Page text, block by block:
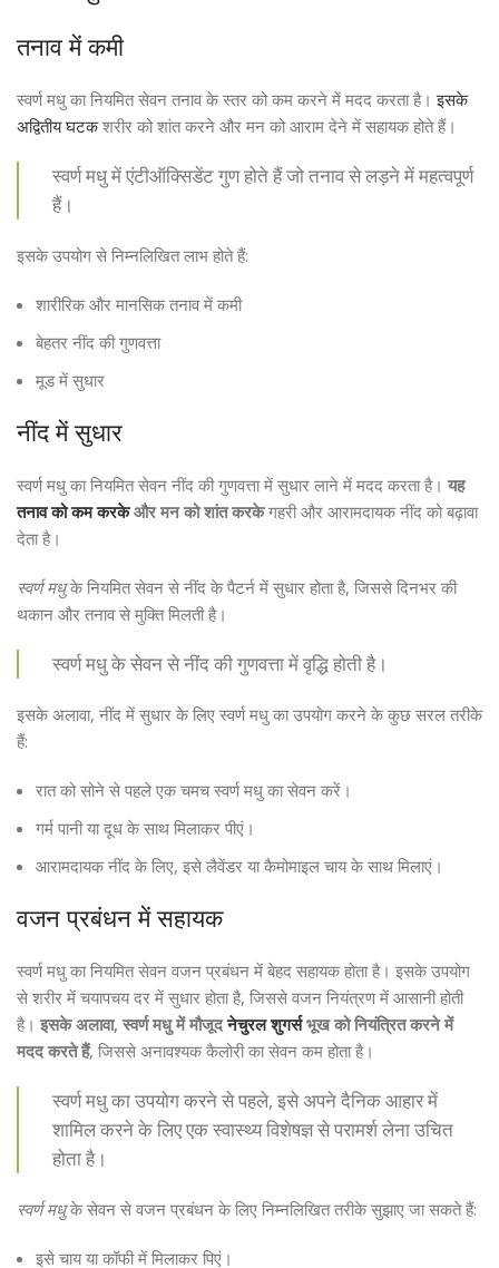
तनाव में कमी
स्वर्ण मधु का नियमित सेवन तनाव के स्तर को कम करने में मदद करता है।इसके
अद्वितीय घटकशरीर को शांत करने और मन को आराम देने में सहायक होते हैं।
स्वर्ण मधु में एंटीऑक्सिडेंट गुण होते हैं जो तनाव से लड़ने में महत्वपूर्ण
हैं।
इसके उपयोग से निम्नलिखित लाभ होते हैं:
शारीरिक और मानसिक तनाव में कमी
बेहतर नींद की गुणवत्ता
मूड में सुधार
नींद में सुधार
स्वर्ण मधु का नियमित सेवन नींद की गुणवत्ता में सुधार लाने में मदद करता है। यह
तनाव को कम करकेऔर मन को शांत करकेगहरी और आरामदायक नींद को बढ़ावा
देता है।
स्वर्ण मधुके नियमित सेवन से नींद के पैटर्न में सुधार होता है, जिससे दिनभर की
थकान और तनाव से मुक्ति मिलती है।
स्वर्ण मधु के सेवन से नींद की गुणवत्ता में वृद्धि होती है।
इसके अलावा, नींद में सुधार के लिए स्वर्ण मधु का उपयोग करने के कुछ सरल तरीके
हैं:
रात को सोने से पहले एक चमच स्वर्ण मधु का सेवन करें।
गर्म पानी या दूध के साथ मिलाकर पीएं।
आरामदायक नींद के लिए, इसे लैवेंडर या कैमोमाइल चाय के साथ मिलाएं।
वजन प्रबंधन में सहायक
स्वर्ण मधु का नियमित सेवन वजन प्रबंधन में बेहद सहायक होता है। इसके उपयोग
से शरीर में चयापचय दर में सुधार होता है, जिससे वजन नियंत्रण में आसानी होती
है। इसके अलावा, स्वर्ण मधु में मौजूदनेचुरल शुगर्सभूख को नियंत्रित करने में
मदद करते हैं, जिससे अनावश्यक कैलोरी का सेवन कम होता है।
स्वर्ण मधु का उपयोग करने से पहले, इसे अपने दैनिक आहार में
शामिल करने के लिए एक स्वास्थ्य विशेषज्ञ से परामर्श लेना उचित
होता है।
स्वर्ण मधुके सेवन से वजन प्रबंधन के लिए निम्नलिखित तरीके सुझाए जा सकते हैं:
इसे चाय या कॉफी में मिलाकर पिएं।